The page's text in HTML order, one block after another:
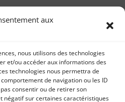
aux
nous utilisons des technologies
et/ou accéder aux informations des
technologies nous permettra de
de navigation ou les ID
consentir ou de retirer son
négatif sur certaines caractéristiques